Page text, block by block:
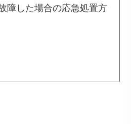
障した場合の応急処置方